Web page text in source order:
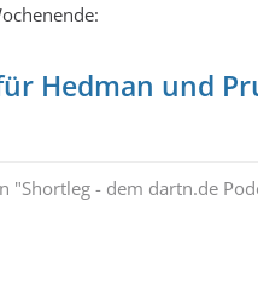
Hedman und
"Shortleg - dem dartn.de